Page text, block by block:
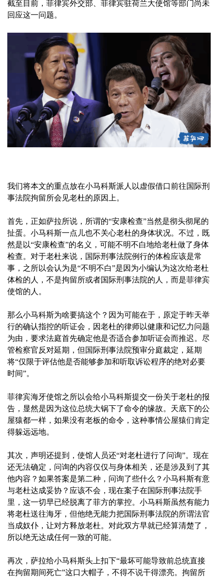
截至目前，菲律宾外交部、菲律宾驻荷兰大使馆等部门尚未
回应这一问题。
我们将本文的重点放在小马科斯派人以虚假借口前往国际刑
事法院拘留所会见老杜的原因上。
首先，正如萨拉所说，所谓的“安康检查”当然是彻头彻尾的
扯蛋。小马科斯一点儿也不关心老杜的身体状况。不过，既
然是以“安康检查”的名义，可能不明不白地给老杜做了身体
检查。对于老杜来说，国际刑事法院例行的体检应该是常
事，之所以会认为是“不明不白”是因为小编认为这次给老杜
体检的人，不是拘留所或者国际刑事法院的人，而是菲律宾
使馆的人。
那么小马科斯为啥要搞这个？因为可能在于，原定于昨天举
行的确认指控的听证会，因老杜的律师以健康和记忆力问题
为由，要求法庭首先确定他是否适合参加听证会而推迟。尽
管检察官反对延期，但国际刑事法院预审分庭裁定，延期
将“仅限于评估他是否能够参加和听取诉讼程序的绝对必要
时间”。
菲律宾海牙使馆之所以会给小马科斯提交一份关于老杜的报
告，显然是因为这位总统大锅下了命令的缘故。天底下的公
屋猿都一样，如果没有老板的命令，这种事情公屋猿们肯定
得躲远远地。
其次，声明还提到，使馆人员还“对老杜进行了问询”。现在
还无法确定，问询的内容仅仅与身体相关，还是涉及到了其
他内容？如果答案是第二种，问询了些什么？小马科斯有意
与老杜达成妥协？应该不会，现在案子在国际刑事法院手
里，这一切早已经脱离了菲方的掌控。小马科斯虽然有能力
将老杜送往海牙，但他绝无能力把国际刑事法院的所谓法官
当成奴仆，让对方释放老杜。对此双方早就已经算清楚了，
所以绝无达成任何一致的可能。
再次，萨拉给小马科斯头上扣下“最坏可能导致前总统直接
在拘留期间死亡”这口大帽子，不得不说干得漂亮。拘留所